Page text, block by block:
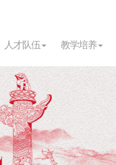
人才队伍 教学培养